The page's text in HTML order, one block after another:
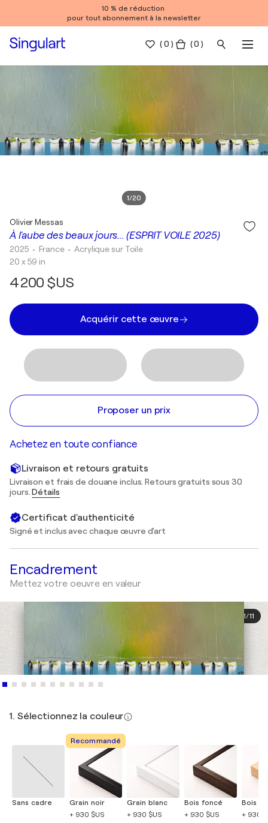
10 % de réduction
pour tout abonnement à la newsletter
(0 ) ( 0 )
1/20
À l'aube des beaux jours... (ESPRIT VOILE 2025)
Olivier Messas
2025 • France •Acrylique sur Toile
20 x 59 in
4 200 $US
Acquérir cette œuvre
Proposer un prix
Achetez en toute confiance
Livraison et retours gratuits
Livraison et frais de douane inclus. Retours gratuits sous 30
jours.Détails
Certificat d'authenticité
Signé et inclus avec chaque œuvre d'art
Encadrement
Mettez votre oeuvre en valeur
1/11
1. Sélectionnez la couleur
Sans cadre
Recommandé
Grain noir
+ 930 $US
Grain blanc
+ 930 $US
Bois foncé
+ 930 $US
Bois
+ 930